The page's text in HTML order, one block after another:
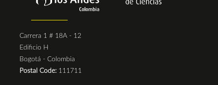
Carrera 1 # 18A - 12
Edificio H
Bogotá - Colombia
Postal Code: 111711